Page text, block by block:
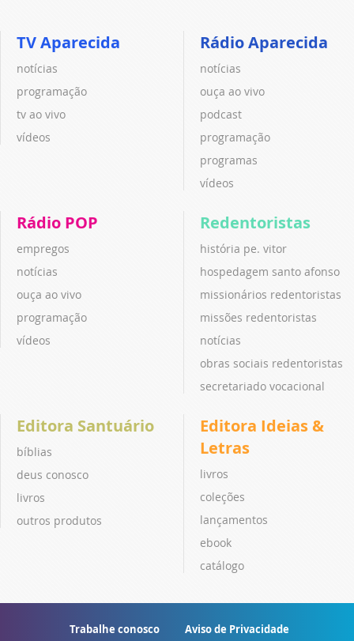
TV Aparecida
notícias
programação
tv ao vivo
vídeos
Rádio Aparecida
notícias
ouça ao vivo
podcast
programação
programas
vídeos
Rádio POP
empregos
notícias
ouça ao vivo
programação
vídeos
Redentoristas
história pe. vitor
hospedagem santo afonso
missionários redentoristas
missões redentoristas
notícias
obras sociais redentoristas
secretariado vocacional
Editora Santuário
bíblias
deus conosco
livros
outros produtos
Editora Ideias &
Letras
livros
coleções
lançamentos
ebook
catálogo
Trabalhe conosco Aviso de Privacidade